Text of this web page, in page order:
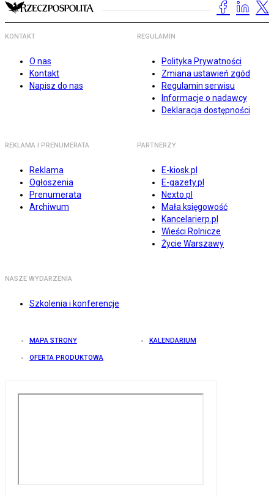
KONTAKT
O nas
Kontakt
Napisz do nas
REGULAMIN
Polityka Prywatności
Zmiana ustawień zgód
Regulamin serwisu
Informacje o nadawcy
Deklaracja dostępności
REKLAMA I PRENUMERATA
Reklama
Ogłoszenia
Prenumerata
Archiwum
PARTNERZY
E-kiosk.pl
E-gazety.pl
Nexto.pl
Mała księgowość
Kancelarierp.pl
Wieści Rolnicze
Życie Warszawy
NASZE WYDARZENIA
Szkolenia i konferencje
MAPA STRONY KALENDARIUM
OFERTA PRODUKTOWA